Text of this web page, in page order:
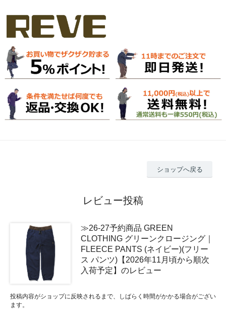
ショップへ戻る
レビュー投稿
≫26-27予約商品 GREEN
CLOTHING グリーンクロージング｜
FLEECE PANTS (ネイビー)(フリー
ス パンツ)【2026年11月頃から順次
入荷予定】のレビュー
投稿内容がショップに反映されるまで、しばらく時間がかかる場合がござい
ます。